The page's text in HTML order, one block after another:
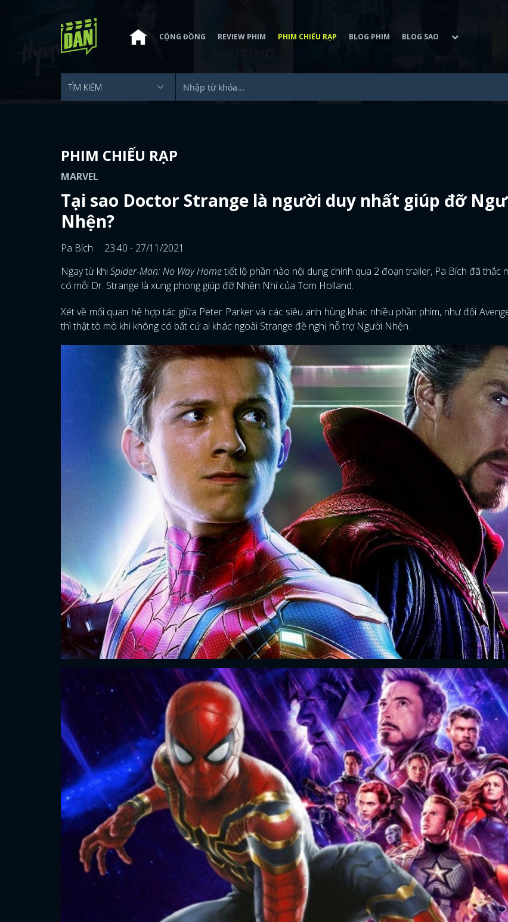
CỘNG ĐỒNG REVIEW PHIM PHIM CHIẾU RẠP BLOG PHIM BLOG SAO
PHIM CHIẾU RẠP
MARVEL
Tại sao Doctor Strange là người duy nhất giúp đỡ
Nhện?
Pa Bích
23:40 - 27/11/2021
Ngay từ khiSpider-Man: No Way Hometiết lộ phần nào nội dung chính qua 2 đoạn trailer, Pa Bích đã thắc
có mỗi Dr. Strange là xung phong giúp đỡ Nhện Nhí của Tom Holland.
Xét về mối quan hệ hợp tác giữa Peter Parker và các siêu anh hùng khác nhiều phần phim, như đội
thì thật tò mò khi không có bất cứ ai khác ngoài Strange đề nghị hỗ trợ Người Nhện.